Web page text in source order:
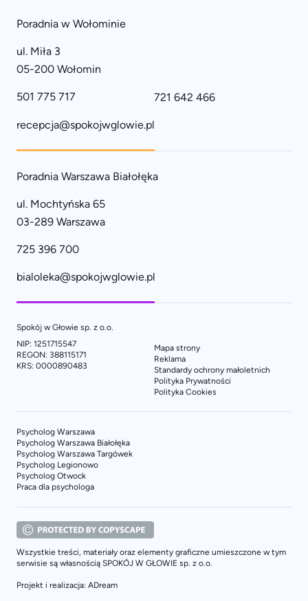
Poradnia w Wołominie
ul. Miła 3
05-200 Wołomin
501 775 717 721 642 466
recepcja@spokojwglowie.pl
Poradnia Warszawa Białołęka
ul. Mochtyńska 65
03-289 Warszawa
725 396 700
bialoleka@spokojwglowie.pl
Spokój w Głowie sp. z o.o.
NIP: 1251715547
REGON: 388115171
KRS: 0000890483
Mapa strony
Reklama
Standardy ochrony małoletnich
Polityka Prywatności
Polityka Cookies
Psycholog Warszawa
Psycholog Warszawa Białołęka
Psycholog Warszawa Targówek
Psycholog Legionowo
Psycholog Otwock
Praca dla psychologa
Wszystkie treści, materiały oraz elementy graficzne umieszczone w tym
serwisie są własnością SPOKÓJ W GŁOWIE sp. z o.o.
Projekt i realizacja: ADream